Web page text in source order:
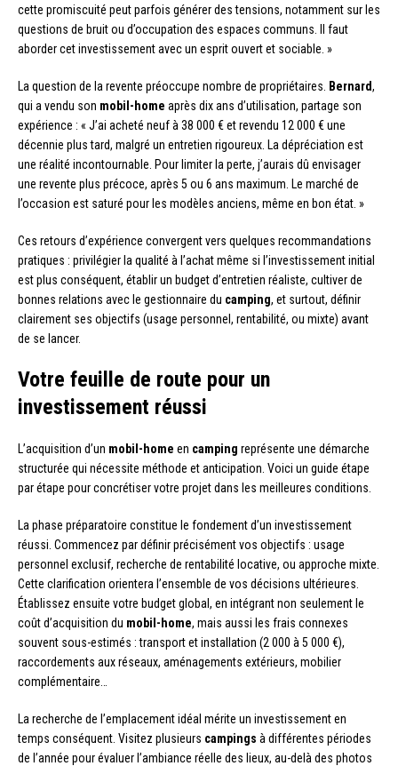
cette promiscuité peut parfois générer des tensions, notamment sur les
questions de bruit ou d’occupation des espaces communs. Il faut
aborder cet investissement avec un esprit ouvert et sociable. »
La question de la revente préoccupe nombre de propriétaires. Bernard,
qui a vendu son mobil-home après dix ans d’utilisation, partage son
expérience : « J’ai acheté neuf à 38 000 € et revendu 12 000 € une
décennie plus tard, malgré un entretien rigoureux. La dépréciation est
une réalité incontournable. Pour limiter la perte, j’aurais dû envisager
une revente plus précoce, après 5 ou 6 ans maximum. Le marché de
l’occasion est saturé pour les modèles anciens, même en bon état. »
Ces retours d’expérience convergent vers quelques recommandations
pratiques : privilégier la qualité à l’achat même si l’investissement initial
est plus conséquent, établir un budget d’entretien réaliste, cultiver de
bonnes relations avec le gestionnaire du camping, et surtout, définir
clairement ses objectifs (usage personnel, rentabilité, ou mixte) avant
de se lancer.
Votre feuille de route pour un
investissement réussi
L’acquisition d’un mobil-home en camping représente une démarche
structurée qui nécessite méthode et anticipation. Voici un guide étape
par étape pour concrétiser votre projet dans les meilleures conditions.
La phase préparatoire constitue le fondement d’un investissement
réussi. Commencez par définir précisément vos objectifs : usage
personnel exclusif, recherche de rentabilité locative, ou approche mixte.
Cette clarification orientera l’ensemble de vos décisions ultérieures.
Établissez ensuite votre budget global, en intégrant non seulement le
coût d’acquisition du mobil-home, mais aussi les frais connexes
souvent sous-estimés : transport et installation (2 000 à 5 000 €),
raccordements aux réseaux, aménagements extérieurs, mobilier
complémentaire…
La recherche de l’emplacement idéal mérite un investissement en
temps conséquent. Visitez plusieurs campings à différentes périodes
de l’année pour évaluer l’ambiance réelle des lieux, au-delà des photos